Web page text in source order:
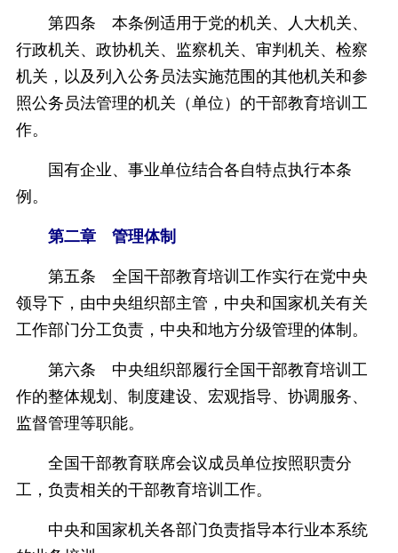
第四条 本条例适用于党的机关、人大机关、
行政机关、政协机关、监察机关、审判机关、检察
机关，以及列入公务员法实施范围的其他机关和参
照公务员法管理的机关（单位）的干部教育培训工
作。
国有企业、事业单位结合各自特点执行本条
例。
第二章 管理体制
第五条 全国干部教育培训工作实行在党中央
领导下，由中央组织部主管，中央和国家机关有关
工作部门分工负责，中央和地方分级管理的体制。
第六条 中央组织部履行全国干部教育培训工
作的整体规划、制度建设、宏观指导、协调服务、
监督管理等职能。
全国干部教育联席会议成员单位按照职责分
工，负责相关的干部教育培训工作。
中央和国家机关各部门负责指导本行业本系统